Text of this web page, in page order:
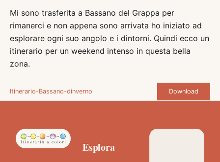
Mi sono trasferita a Bassano del Grappa per
rimanerci e non appena sono arrivata ho iniziato ad
esplorare ogni suo angolo e i dintorni. Quindi ecco un
itinerario per un weekend intenso in questa bella
zona.
Itinerario-Bassano-dinverno Download
Esplora